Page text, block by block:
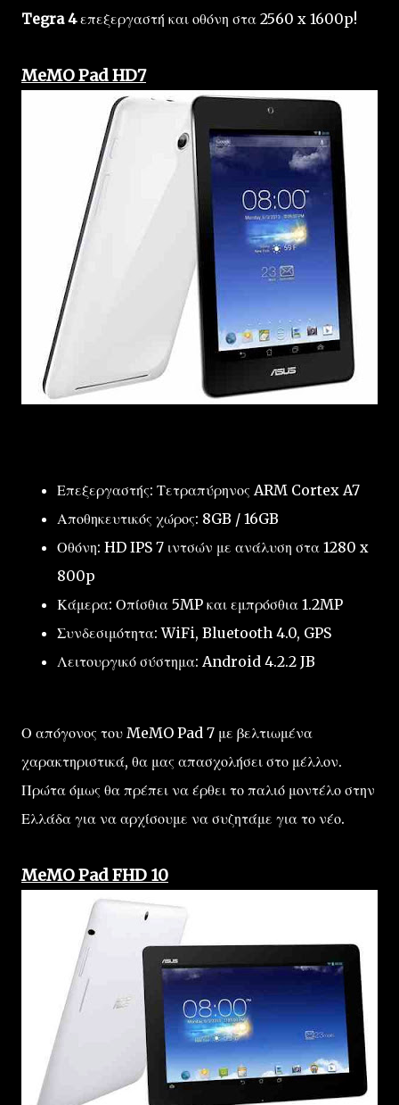
Tegra 4επεξεργαστή και οθόνη στα 2560 x 1600p!
MeMO Pad HD7
Επεξεργαστής: Τετραπύρηνος ARM Cortex A7
Αποθηκευτικός χώρος: 8GB / 16GB
Οθόνη: HD IPS 7 ιντσών με ανάλυση στα 1280 x
800p
Κάμερα: Οπίσθια 5MP και εμπρόσθια 1.2MP
Συνδεσιμότητα: WiFi, Bluetooth 4.0, GPS
Λειτουργικό σύστημα: Android 4.2.2 JB
Ο απόγονος του MeMO Pad 7 με βελτιωμένα
χαρακτηριστικά, θα μας απασχολήσει στο μέλλον.
Πρώτα όμως θα πρέπει να έρθει το παλιό μοντέλο στην
Ελλάδα για να αρχίσουμε να συζητάμε για το νέο.
MeMO Pad FHD 10